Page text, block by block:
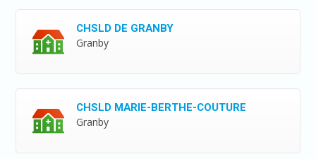
CHSLD DE GRANBY
Granby
CHSLD MARIE-BERTHE-COUTURE
Granby